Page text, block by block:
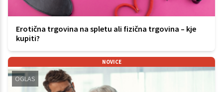
Erotična trgovina na spletu ali fizična trgovina – kje
kupiti?
NOVICE
OGLAS